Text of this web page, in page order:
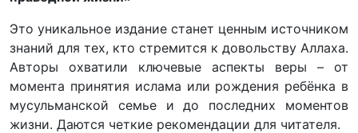
Это уникальное издание станет ценным источником
знаний для тех, кто стремится к довольству Аллаха.
Авторы охватили ключевые аспекты веры – от
момента принятия ислама или рождения ребёнка в
мусульманской семье и до последних моментов
жизни. Даются четкие рекомендации для читателя.